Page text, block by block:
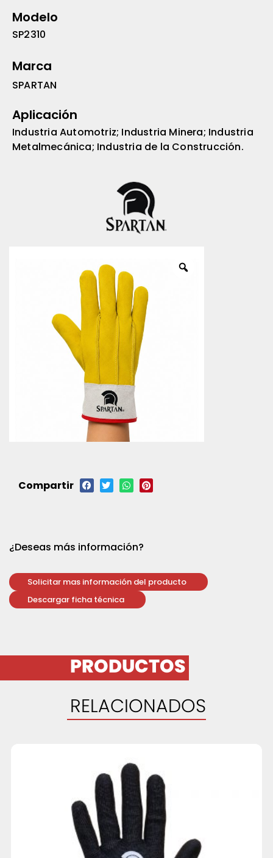
Modelo
SP2310
Marca
SPARTAN
Aplicación
Industria Automotriz; Industria Minera; Industria
Metalmecánica; Industria de la Construcción.
Compartir
¿Deseas más información?
Solicitar mas información del producto
Descargar ficha técnica
PRODUCTOS
RELACIONADOS